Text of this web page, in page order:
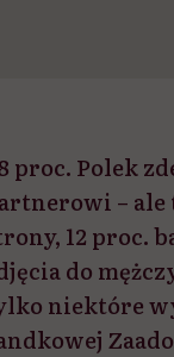
proc. Polek
– ale
12 proc.
do
niektóre